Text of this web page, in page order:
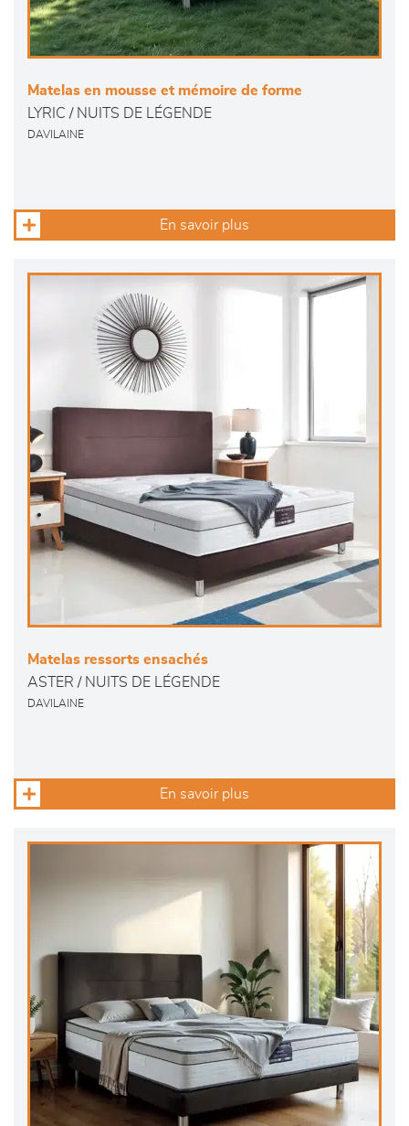
Matelas en mousse et mémoire de forme
LYRIC / NUITS DE LÉGENDE
DAVILAINE
En savoir plus
Matelas ressorts ensachés
ASTER / NUITS DE LÉGENDE
DAVILAINE
En savoir plus